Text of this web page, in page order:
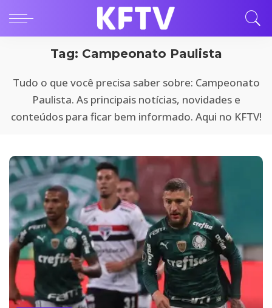
Tag: Campeonato Paulista
Tudo o que você precisa saber sobre: Campeonato
Paulista. As principais notícias, novidades e
conteúdos para ficar bem informado. Aqui no KFTV!